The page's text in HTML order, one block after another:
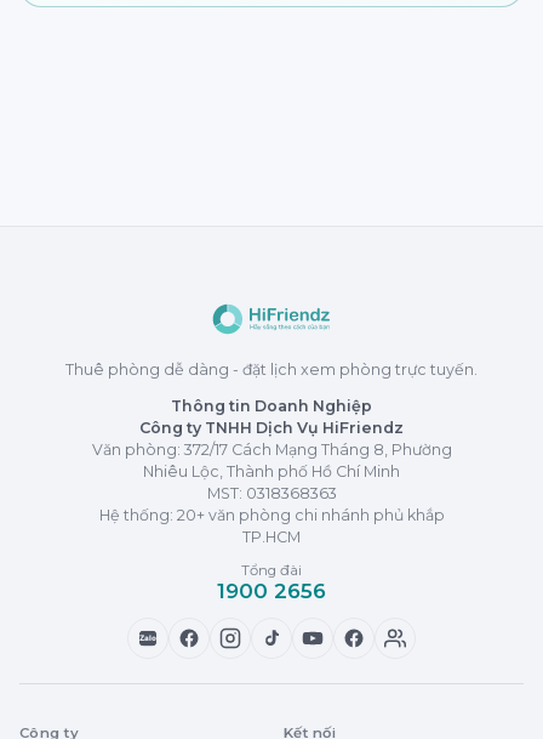
Thuê phòng dễ dàng - đặt lịch xem phòng trực tuyến.
Thông tin Doanh Nghiệp
Công ty TNHH Dịch Vụ HiFriendz
Văn phòng: 372/17 Cách Mạng Tháng 8, Phường
Nhiêu Lộc, Thành phố Hồ Chí Minh
MST: 0318368363
Hệ thống: 20+ văn phòng chi nhánh phủ khắp
TP.HCM
Tổng đài
1900 2656
Zalo
Công ty Kết nối